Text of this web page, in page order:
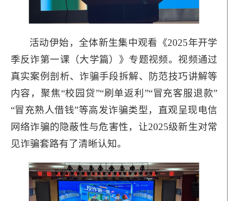
活动伊始，全体新生集中观看《2025年开学
季反诈第一课（大学篇）》专题视频。视频通过
真实案例剖析、诈骗手段拆解、防范技巧讲解等
内容，聚焦“校园贷”“刷单返利”“冒充客服退款”
“冒充熟人借钱”等高发诈骗类型，直观呈现电信
网络诈骗的隐蔽性与危害性，让2025级新生对常
见诈骗套路有了清晰认知。